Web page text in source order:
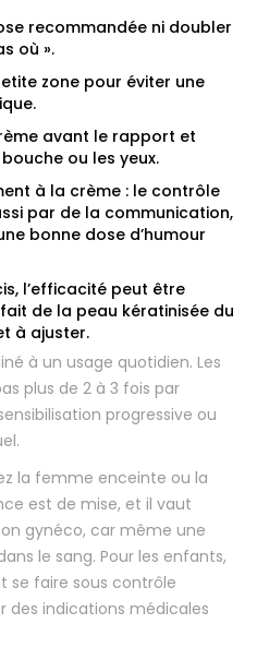
recommandée ni doubler
où ».
zone pour éviter une
avant le rapport et
ou les yeux.
à la crème : le contrôle
par de la communication,
bonne dose d’humour
l’efficacité peut être
de la peau kératinisée du
à ajuster.
à un usage quotidien. Les
plus de 2 à 3 fois par
progressive ou
la femme enceinte ou la
est de mise, et il vaut
gynéco, car même une
le sang. Pour les enfants,
se faire sous contrôle
indications médicales